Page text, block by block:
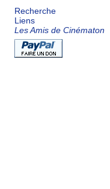
Recherche
Liens
Les Amis de Cinématon